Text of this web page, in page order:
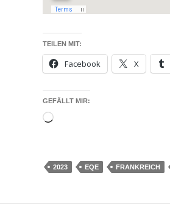
TEILEN MIT:
Facebook X
GEFÄLLT MIR:
Wird
2023 EQE FRANKREICH